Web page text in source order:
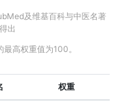
及维基百科与中医名著
出
高权重值为100。
权重